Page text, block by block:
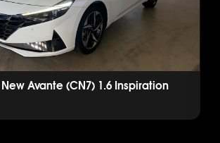
New Avante (CN7) 1.6 Inspiration